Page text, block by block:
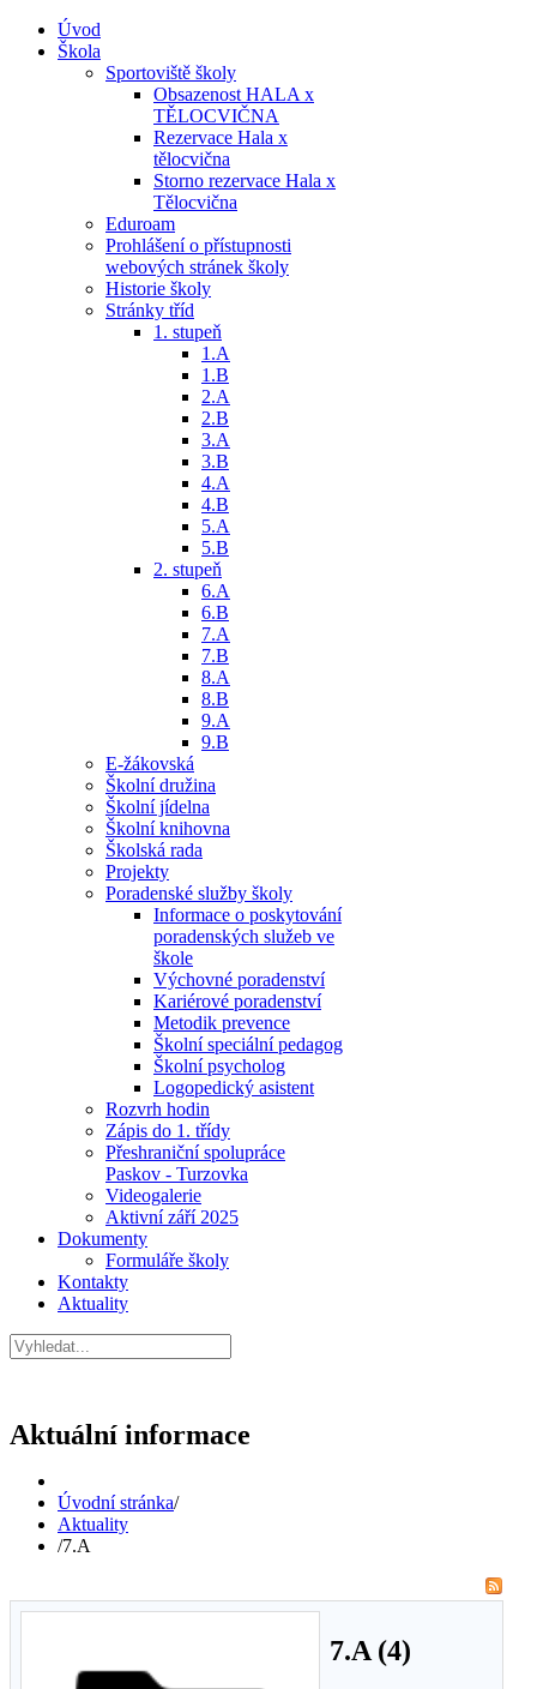
Úvod
Škola
Sportoviště školy
Obsazenost HALA x
TĚLOCVIČNA
Rezervace Hala x
tělocvična
Storno rezervace Hala x
Tělocvična
Eduroam
Prohlášení o přístupnosti
webových stránek školy
Historie školy
Stránky tříd
1. stupeň
1.A
1.B
2.A
2.B
3.A
3.B
4.A
4.B
5.A
5.B
2. stupeň
6.A
6.B
7.A
7.B
8.A
8.B
9.A
9.B
E-žákovská
Školní družina
Školní jídelna
Školní knihovna
Školská rada
Projekty
Poradenské služby školy
Informace o poskytování
poradenských služeb ve
škole
Výchovné poradenství
Kariérové poradenství
Metodik prevence
Školní speciální pedagog
Školní psycholog
Logopedický asistent
Rozvrh hodin
Zápis do 1. třídy
Přeshraniční spolupráce
Paskov - Turzovka
Videogalerie
Aktivní září 2025
Dokumenty
Formuláře školy
Kontakty
Aktuality
Aktuální informace
Úvodní stránka/
Aktuality
/7.A
7.A (4)